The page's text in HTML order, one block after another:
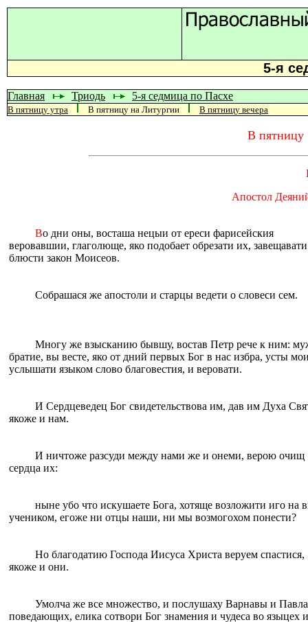
5-я
Главная Триодь 5-я седмица по Пасхе
В пятницу утра В пятницу на Литургии В пятницу вечера
В пятницу
Апостол
Во дни оны, восташа нецыи от ереси фарисейския
веровавшии, глаголюще, яко подобает обрезати их,
блюсти закон Моисеов.
Собрашася же апостоли и старцы ведети о словеси сем.
Многу же взысканию бывшу, востав Петр рече к ним:
братие, вы весте, яко от дний первых Бог в нас избра, усты
услышати языком слово благовестия, и веровати.
И Сердцеведец Бог свидетельствова им, дав им Духа
якоже и нам.
И ничтоже разсуди между нами же и онеми, верою очищ
сердца их:
ныне убо что искушаете Бога, хотяще возложити иго на
учеником, егоже ни отцы наши, ни мы возмогохом понести?
Но благодатию Господа Иисуса Христа веруем спастися,
якоже и они.
Умолча же все множество, и послушаху Варнавы и Павла
поведающих, елика сотвори Бог знамения и чудеса во языцех